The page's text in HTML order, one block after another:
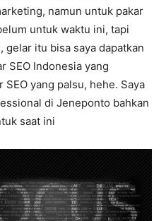
namun untuk pakar
untuk waktu ini, tapi
gelar itu bisa saya dapatkan
SEO Indonesia yang
yang palsu, hehe. Saya
di Jeneponto bahkan
saat ini